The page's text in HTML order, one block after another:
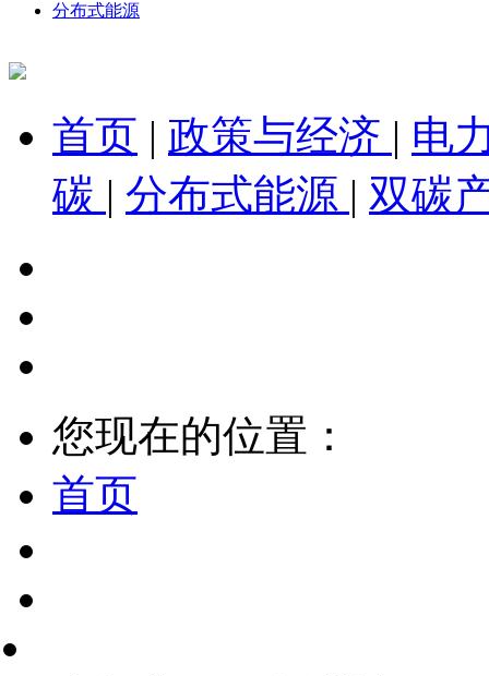
分布式能源
首页 | 政策与经济 | 电
碳 | 分布式能源 | 双碳
您现在的位置：
首页